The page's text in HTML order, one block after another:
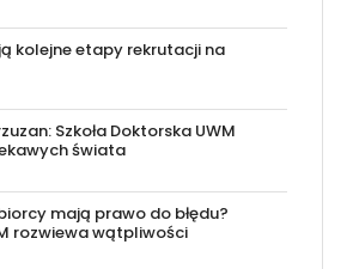
kolejne etapy rekrutacji na
Szkoła Doktorska UWM
świata
mają prawo do błędu?
rozwiewa wątpliwości